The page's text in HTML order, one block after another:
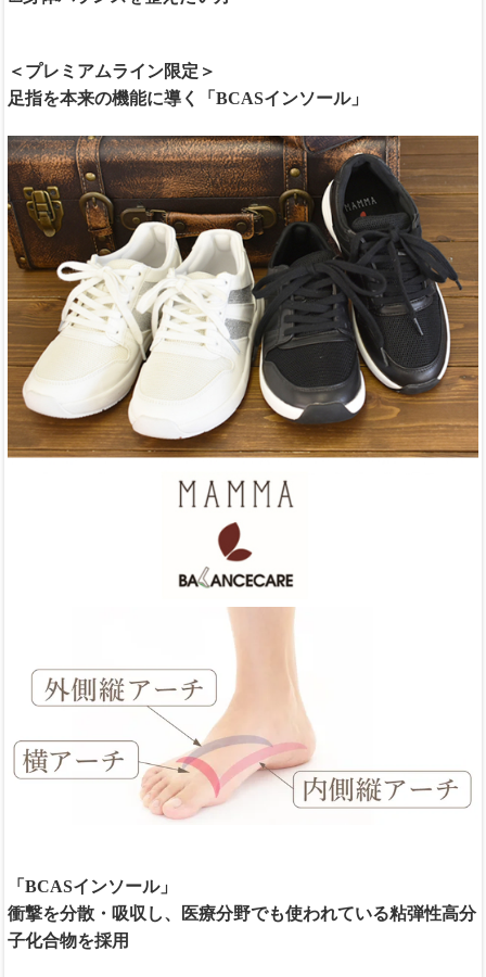
＜プレミアムライン限定＞
足指を本来の機能に導く「BCASインソール」
「BCASインソール」
衝撃を分散・吸収し、医療分野でも使われている粘弾性高分
子化合物を採用